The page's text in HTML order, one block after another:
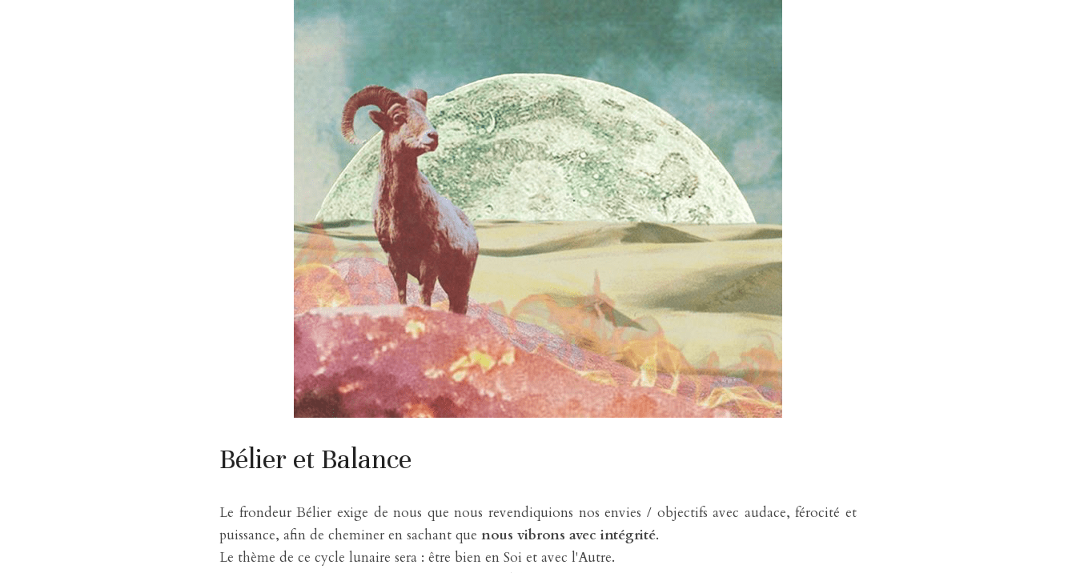
Bélier et Balance
Le frondeur Bélier exige de nous que nous revendiquions nos envies / objectifs avec audace, férocité et
puissance, afin de cheminer en sachant que nous vibrons avec intégrité.
Le thème de ce cycle lunaire sera : être bien en Soi et avec l'Autre.